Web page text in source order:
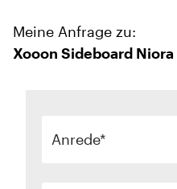
Meine Anfrage zu:
Xooon Sideboard Niora
Anrede